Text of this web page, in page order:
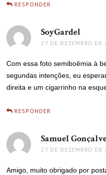
RESPONDER
SoyGardel
27 DE DEZEMBRO
Com essa foto semiboêmia à
segundas intenções, eu
direita e um cigarrinho na
RESPONDER
Samuel
27 DE DEZEMBRO
Amigo, muito obrigado por